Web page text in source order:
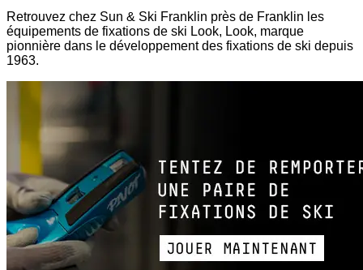
Retrouvez chez Sun & Ski Franklin près de Franklin les
équipements de fixations de ski Look, Look, marque
pionnière dans le développement des fixations de ski depuis
1963.